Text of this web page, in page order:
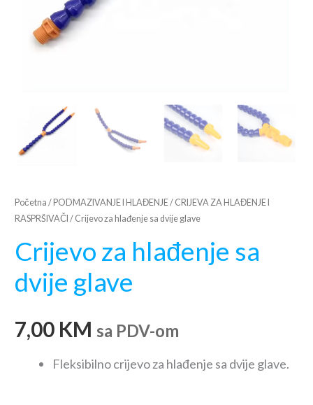
Početna / PODMAZIVANJE I HLAĐENJE/ CRIJEVA ZA HLAĐENJE I
RASPRŠIVAČI / Crijevo za hlađenje sa dvije glave
Crijevo za hlađenje sa
dvije glave
7,00 KM sa PDV-om
Fleksibilno crijevo za hlađenje sa dvije glave.